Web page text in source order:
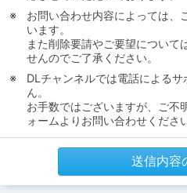
お問い合わせ内容によっては、
います。
また削除要請やご要望について
せんのでご了承ください。
DLチャンネルでは電話による
ん。
お手数ではございますが、ご不
ォームよりお問い合わせくださ
送信内容